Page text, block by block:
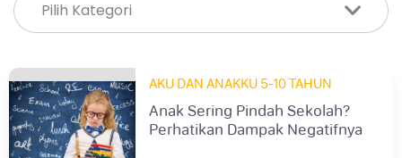
AKU DAN ANAKKU 5-10 TAHUN
Anak Sering Pindah Sekolah?
Perhatikan Dampak Negatifnya